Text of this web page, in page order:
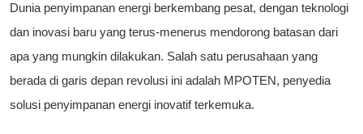
Dunia penyimpanan energi berkembang pesat, dengan teknologi
dan inovasi baru yang terus-menerus mendorong batasan dari
apa yang mungkin dilakukan. Salah satu perusahaan yang
berada di garis depan revolusi ini adalah MPOTEN, penyedia
solusi penyimpanan energi inovatif terkemuka.